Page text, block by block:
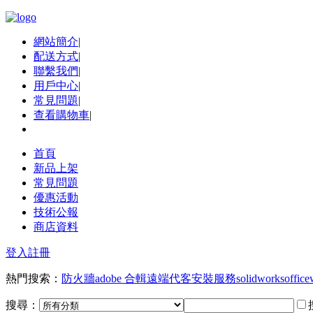
網站簡介|
配送方式|
聯繫我們|
用戶中心|
常見問題|
查看購物車|
首頁
新品上架
常見問題
優惠活動
技術公報
商店資料
登入註冊
熱門搜索： 防火牆adobe 合輯遠端代客安裝服務solidworksoffice
搜尋：